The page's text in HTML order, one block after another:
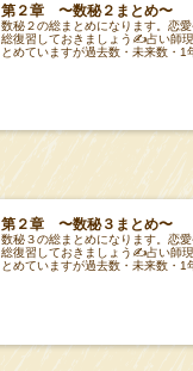
第２章 〜数秘２まとめ〜
数秘２の総まとめになります。恋
総復習しておきましょう✍️占い師
とめていますが過去数・未来数・1
第２章 〜数秘３まとめ〜
数秘３の総まとめになります。恋
総復習しておきましょう✍️占い師
とめていますが過去数・未来数・1